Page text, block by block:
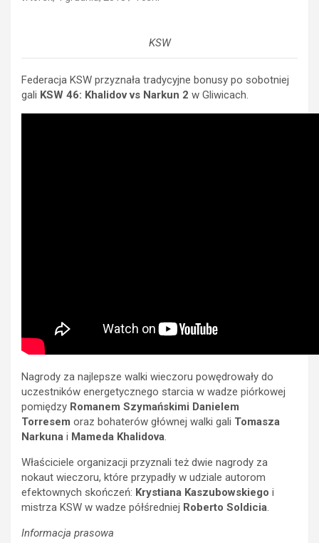
KSW
Federacja KSW przyznała tradycyjne bonusy po sobotniej
gali KSW 46: Khalidov vs Narkun 2 w Gliwicach.
Nagrody za najlepsze walki wieczoru powędrowały do
uczestników energetycznego starcia w wadze piórkowej
pomiędzy Romanem Szymańskimi Danielem
Torresem oraz bohaterów głównej walki gali Tomasza
Narkuna i Mameda Khalidova.
Właściciele organizacji przyznali też dwie nagrody za
nokaut wieczoru, które przypadły w udziale autorom
efektownych skończeń: Krystiana Kaszubowskiego i
mistrza KSW w wadze półśredniej Roberto Soldicia.
Informacja prasowa